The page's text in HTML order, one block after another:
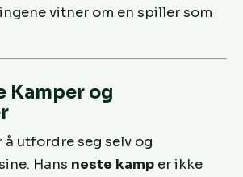
vitner om en spiller som
Kamper og
utfordre seg selv og
Hans neste kamp er ikke